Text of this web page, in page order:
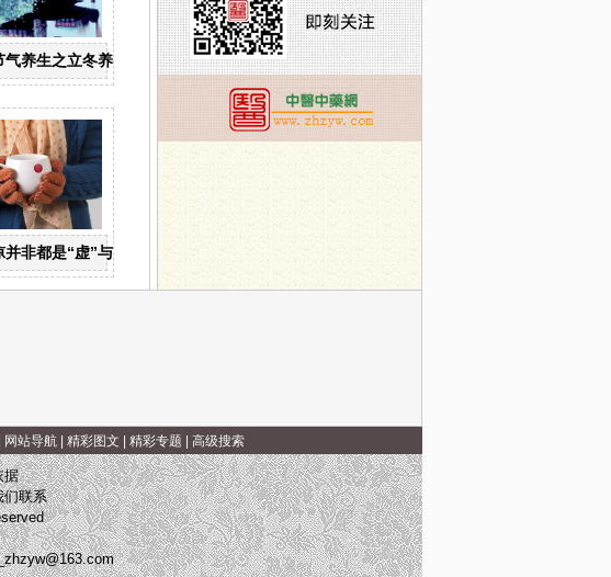
养生之立冬养生
讲究
非都是“虚”与“寒”
网站导航| 精彩图文 精彩专题 高级搜索
据
们联系